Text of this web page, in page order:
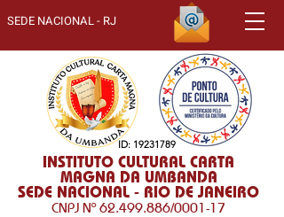
SEDE NACIONAL - RJ
INSTITUTO CULTURAL CARTA
MAGNA DA UMBANDA
SEDE NACIONAL - RIO DE JANEIRO
CNPJ Nº62.499.886/0001-17
ID: 19231789